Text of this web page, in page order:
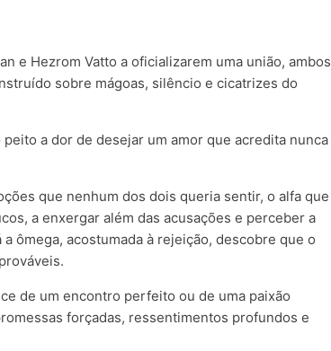
e Hezrom Vatto a oficializarem uma união, ambos
sobre mágoas, silêncio e cicatrizes do
a dor de desejar um amor que acredita nunca
que nenhum dos dois queria sentir, o alfa que
a enxergar além das acusações e perceber a
ômega, acostumada à rejeição, descobre que o
de um encontro perfeito ou de uma paixão
forçadas, ressentimentos profundos e